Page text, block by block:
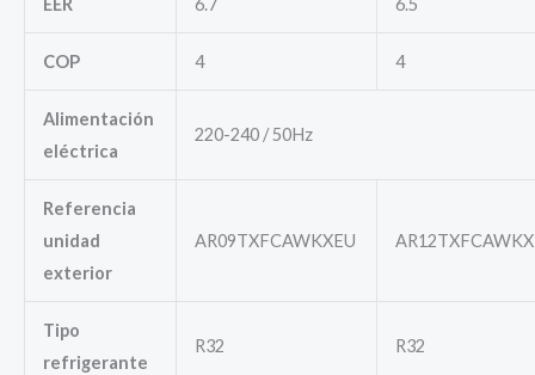
EER 6.7 6.5
COP 4 4
Alimentación
eléctrica
220-240 / 50Hz
Referencia
unidad
exterior
AR09TXFCAWKXEU
Tipo
refrigerante
R32 R32